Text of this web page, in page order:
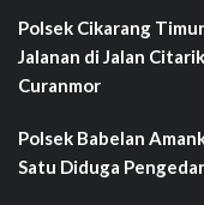
Polsek Cikarang
Jalanan di Jalan
Curanmor
Polsek Babelan
Satu Diduga